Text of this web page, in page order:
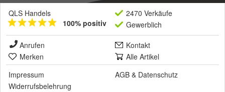
QLS Handels
100% positiv
2470 Verkäufe
Gewerblich
Anrufen
Kontakt
Merken
Alle Artikel
Impressum
AGB & Datenschutz
Widerrufsbelehrung